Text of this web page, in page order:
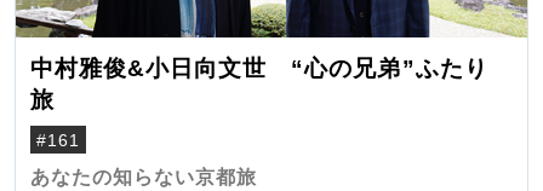
中村雅俊&小日向文世 “心の兄弟”ふたり
旅
#161
あなたの知らない京都旅